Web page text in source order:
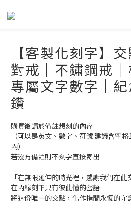
【客製化刻字】
對戒｜不鏽鋼戒｜
專屬文字數字｜
鑽
購買後請於備註想刻的內容
（可以是英文、數字、符號 建議含空
內）
若沒有備註則不刻字直接寄出
「在無限延伸的時光裡，感謝我們在此
在內緣刻下只有彼此懂的密語
將這份唯一的交點，化作指間永恆的守